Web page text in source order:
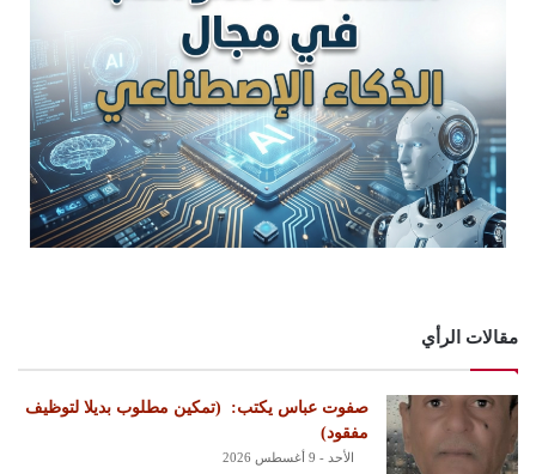
مقالات الرأي
‏صفوت عباس يكتب: ‏ ‏(تمكين مطلوب بديلا لتوظيف
مفقود)
الأحد - 9 أغسطس 2026